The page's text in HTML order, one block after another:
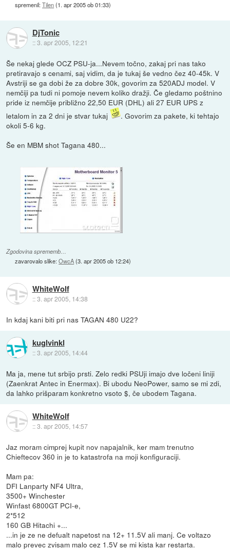
spremenil:Tilen(1. apr 2005 ob 01:33)
DjTonic
::3. apr 2005, 12:21
Še nekaj glede OCZ PSU-ja...Nevem točno, zakaj pri nas tako
pretiravajo s cenami, saj vidim, da je tukaj še vedno čez 40-45k. V
Avstriji se ga dobi že za dobre 30k, govorim za 520ADJ model. V
nemčiji pa tudi ni pomoje nevem koliko dražji. Če gledamo poštnino
pride iz nemčije približno 22,50 EUR (DHL) ali 27 EUR UPS z
letalom in za 2 dni je stvar tukaj
. Govorim za pakete, ki tehtajo
okoli 5-6 kg.
Še en MBM shot Tagana 480...
Zgodovina sprememb…
zavarovalo slike:OwcA(3. apr 2005 ob 12:24)
WhiteWolf
::3. apr 2005, 14:38
In kdaj kani biti pri nas TAGAN 480 U22?
kuglvinkl
::3. apr 2005, 14:44
Ma ja, mene tut srbijo prsti. Zelo redki PSUji imajo dve ločeni liniji
(Zaenkrat Antec in Enermax). Bi ubodu NeoPower, samo se mi zdi,
da lahko prišparam konkretno vsoto $, če ubodem Tagana.
WhiteWolf
::3. apr 2005, 14:57
Jaz moram cimprej kupit nov napajalnik, ker mam trenutno
Chieftecov 360 in je to katastrofa na moji konfiguraciji.
Mam pa:
DFI Lanparty NF4 Ultra,
3500+ Winchester
Winfast 6800GT PCI-e,
2*512
160 GB Hitachi +...
...in je ze ne defualt napetost na 12+ 11.5V ali manj. Ce voltazo
malo prevec zvisam malo cez 1.5V se mi kista kar restarta.